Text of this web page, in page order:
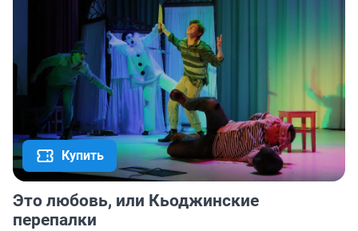
Купить
Это любовь, или Кьоджинские
перепалки